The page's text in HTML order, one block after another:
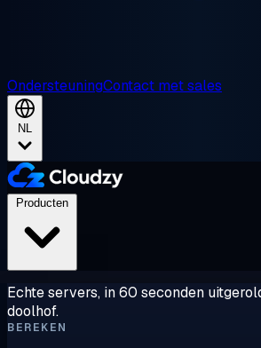
OndersteuningContact met sales
NL
Echte servers, in 60 seconden
doolhof.
BEREKEN